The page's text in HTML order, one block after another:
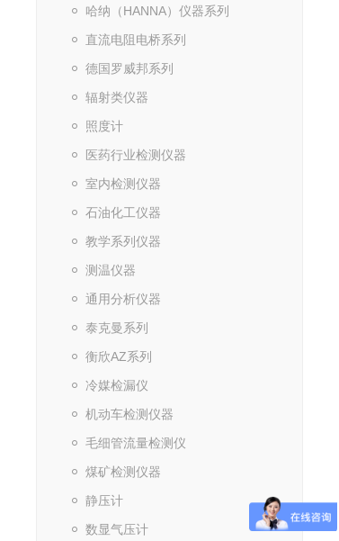
哈纳（HANNA）仪器系列
直流电阻电桥系列
德国罗威邦系列
辐射类仪器
照度计
医药行业检测仪器
室内检测仪器
石油化工仪器
教学系列仪器
测温仪器
通用分析仪器
泰克曼系列
衡欣AZ系列
冷媒检漏仪
机动车检测仪器
毛细管流量检测仪
煤矿检测仪器
静压计
数显气压计